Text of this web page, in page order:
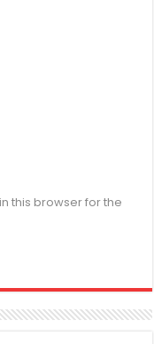
this browser for the